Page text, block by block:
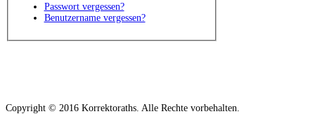
Passwort vergessen?
Benutzername vergessen?
Copyright © 2016 Korrektoraths. Alle Rechte vorbehalten.